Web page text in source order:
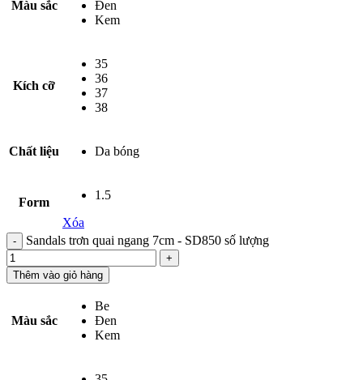
Màu sắc
Đen
Kem
Kích cỡ
35
36
37
38
Chất liệu Da bóng
Form
1.5
Xóa
Sandals trơn quai ngang 7cm - SD850 số lượng
Thêm vào giỏ hàng
Màu sắc
Be
Đen
Kem